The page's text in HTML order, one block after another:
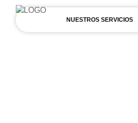
NUESTROS SERVICIOS